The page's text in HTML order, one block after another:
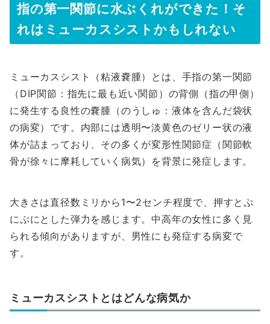
指の第一関節に水ぶくれができた！そ
れはミューカスシストかもしれない
ミューカスシスト（粘液嚢腫）とは、手指の第一関節
（DIP関節：指先に最も近い関節）の背側（指の甲側）
に発生する良性の嚢腫（のうしゅ：液体を含んだ袋状
の病変）です。内部には透明〜淡黄色のゼリー状の液
体が詰まっており、その多くが変形性関節症（関節軟
骨が徐々に摩耗していく病気）を背景に発症します。
大きさは直径数ミリから1〜2センチ程度で、押すとぷ
にぷにとした弾力を感じます。中高年の女性に多く見
られる傾向がありますが、男性にも発症する病変で
す。
ミューカスシストとはどんな病気か